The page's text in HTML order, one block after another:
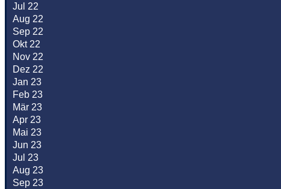
Jul 22
Aug 22
Sep 22
Okt 22
Nov 22
Dez 22
Jan 23
Feb 23
Mär 23
Apr 23
Mai 23
Jun 23
Jul 23
Aug 23
Sep 23